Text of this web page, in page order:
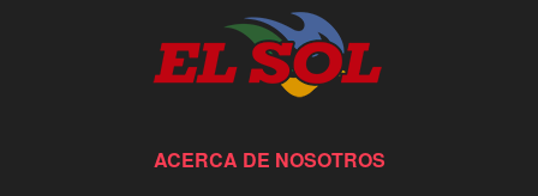
ACERCA DE NOSOTROS